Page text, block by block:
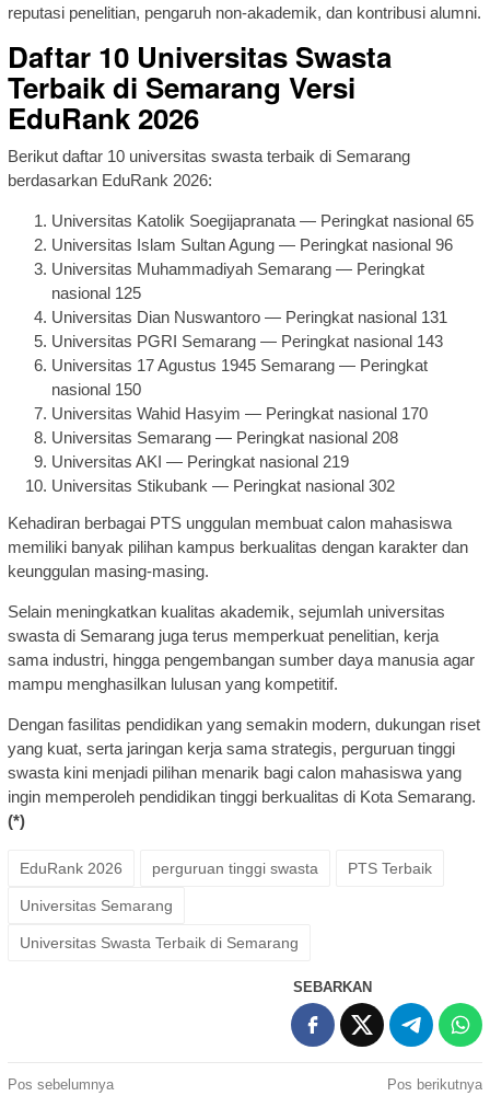
reputasi penelitian, pengaruh non-akademik, dan kontribusi alumni.
Daftar 10 Universitas Swasta
Terbaik di Semarang Versi
EduRank 2026
Berikut daftar 10 universitas swasta terbaik di Semarang
berdasarkan EduRank 2026:
Universitas Katolik Soegijapranata — Peringkat nasional 65
Universitas Islam Sultan Agung — Peringkat nasional 96
Universitas Muhammadiyah Semarang — Peringkat
nasional 125
Universitas Dian Nuswantoro — Peringkat nasional 131
Universitas PGRI Semarang — Peringkat nasional 143
Universitas 17 Agustus 1945 Semarang — Peringkat
nasional 150
Universitas Wahid Hasyim — Peringkat nasional 170
Universitas Semarang — Peringkat nasional 208
Universitas AKI — Peringkat nasional 219
Universitas Stikubank — Peringkat nasional 302
Kehadiran berbagai PTS unggulan membuat calon mahasiswa
memiliki banyak pilihan kampus berkualitas dengan karakter dan
keunggulan masing-masing.
Selain meningkatkan kualitas akademik, sejumlah universitas
swasta di Semarang juga terus memperkuat penelitian, kerja
sama industri, hingga pengembangan sumber daya manusia agar
mampu menghasilkan lulusan yang kompetitif.
Dengan fasilitas pendidikan yang semakin modern, dukungan riset
yang kuat, serta jaringan kerja sama strategis, perguruan tinggi
swasta kini menjadi pilihan menarik bagi calon mahasiswa yang
ingin memperoleh pendidikan tinggi berkualitas di Kota Semarang.
(*)
EduRank 2026 perguruan tinggi swasta PTS Terbaik
Universitas Semarang
Universitas Swasta Terbaik di Semarang
SEBARKAN
Navigasi
Pos sebelumnya Pos berikutnya